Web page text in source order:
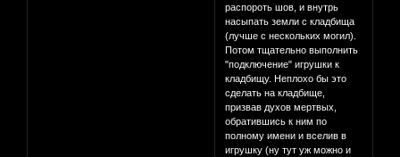
распороть шов, и внутрь
насыпать земли с кладбища
(лучше с нескольких могил).
Потом тщательно выполнить
"подключение" игрушки к
кладбищу. Неплохо бы это
сделать на кладбище,
призвав духов мертвых,
обратившись к ним по
полному имени и вселив в
игрушку (ну тут уж можно и